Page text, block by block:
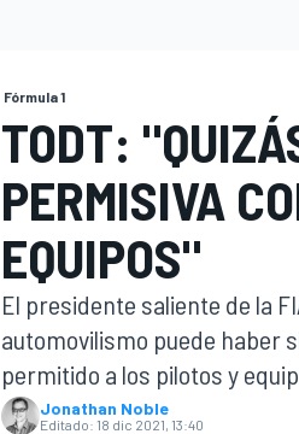
INDYCAR
Fórmula 1
TODT:
PERMISIVA
EQUIPOS"
El presidente saliente de la
automovilismo puede haber
permitido a los pilotos y
Jonathan Noble
Editado: 18 dic 2021, 13:40